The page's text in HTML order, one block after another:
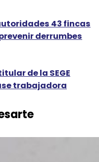
43 fincas
derrumbes
de la SEGE
trabajadora